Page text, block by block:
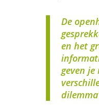
De
en het
geven